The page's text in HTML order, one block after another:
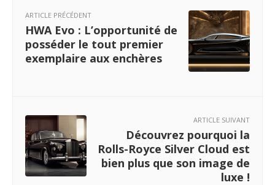
ARTICLE PRÉCÉDENT
HWA Evo : L’opportunité de
posséder le tout premier
exemplaire aux enchères
ARTICLE SUIVANT
Découvrez pourquoi la
Rolls-Royce Silver Cloud est
bien plus que son image de
luxe !